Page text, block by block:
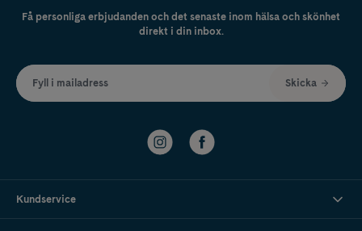
Få personliga erbjudanden och det senaste inom hälsa och skönhet
direkt i din inbox.
Fyll i mailadress Skicka
Kundservice